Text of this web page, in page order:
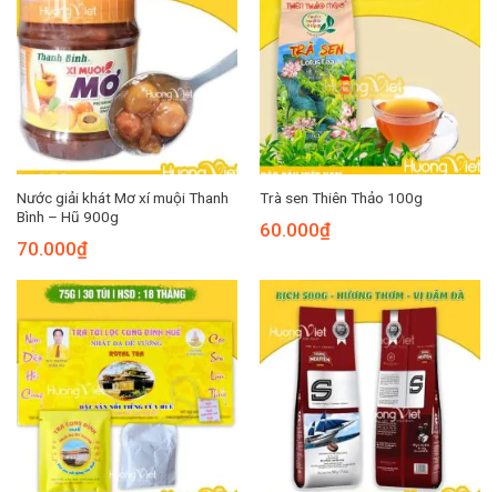
Nước giải khát Mơ xí muội Thanh
Bình – Hũ 900g
70.000₫
Trà sen Thiên Thảo 100g
60.000₫